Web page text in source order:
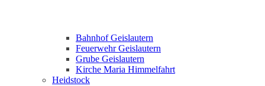
Bahnhof Geislautern
Feuerwehr Geislautern
Grube Geislautern
Kirche Maria Himmelfahrt
Heidstock